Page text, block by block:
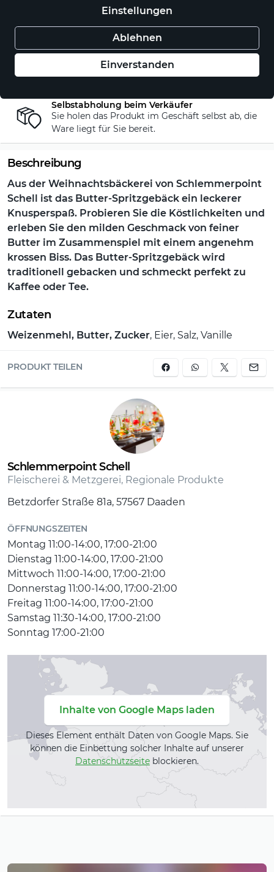
Einstellungen
Ablehnen
Einverstanden
Auf Lager - sofort versandfertig!
Haben Sie eine Frage zum Produkt? Kontaktieren
Sie uns!
Selbstabholung beim Verkäufer
Sie holen das Produkt im Geschäft selbst ab, die
Ware liegt für Sie bereit.
Beschreibung
Aus der Weihnachtsbäckerei von Schlemmerpoint
Schell ist das Butter-Spritzgebäck ein leckerer
Knusperspaß. Probieren Sie die Köstlichkeiten und
erleben Sie den milden Geschmack von feiner
Butter im Zusammenspiel mit einem angenehm
krossen Biss. Das Butter-Spritzgebäck wird
traditionell gebacken und schmeckt perfekt zu
Kaffee oder Tee.
Zutaten
Weizenmehl, Butter, Zucker, Eier, Salz, Vanille
PRODUKT TEILEN
Schlemmerpoint Schell
Fleischerei & Metzgerei, Regionale Produkte
Betzdorfer Straße 81a, 57567 Daaden
ÖFFNUNGSZEITEN
Montag 11:00-14:00, 17:00-21:00
Dienstag 11:00-14:00, 17:00-21:00
Mittwoch 11:00-14:00, 17:00-21:00
Donnerstag 11:00-14:00, 17:00-21:00
Freitag 11:00-14:00, 17:00-21:00
Samstag 11:30-14:00, 17:00-21:00
Sonntag 17:00-21:00
Inhalte von Google Maps laden
Dieses Element enthält Daten von Google Maps. Sie
können die Einbettung solcher Inhalte auf unserer
Datenschutzseite blockieren.